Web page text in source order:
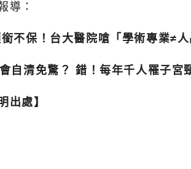
導：
不保！台大醫院嗆「學術專業≠
自清免驚？ 錯！每年千人罹子宮
出處】